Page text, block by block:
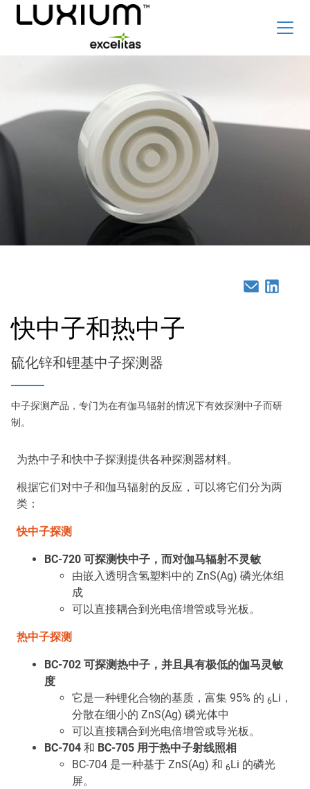
content
Radiation Detection Blog Optics & Photonics Blog
联系我们
navigation
资源
Thermal conductivity, shock resistance
Thermal conductivity, shock resistance, defined flatness
LEARN MORE
Family
Email
快中子和热中子
硫化锌和锂基中子探测器
中子探测产品，专门为在有伽马辐射的情况下有效探测中子而研
制。
为热中子和快中子探测提供各种探测器材料。
根据它们对中子和伽马辐射的反应，可以将它们分为两
类：
快中子探测
BC-720 可探测快中子，而对伽马辐射不灵敏
由嵌入透明含氢塑料中的 ZnS(Ag) 磷光体组
成
可以直接耦合到光电倍增管或导光板。
热中子探测
BC-702 可探测热中子，并且具有极低的伽马灵敏
度
它是一种锂化合物的基质，富集 95% 的 6Li，
分散在细小的 ZnS(Ag) 磷光体中
可以直接耦合到光电倍增管或导光板。
BC-704 和 BC-705 用于热中子射线照相
BC-704 是一种基于 ZnS(Ag) 和 6Li 的磷光
屏。